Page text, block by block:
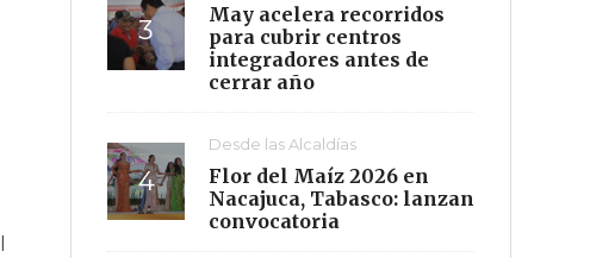
May acelera recorridos
para cubrir centros
integradores antes de
cerrar año
Desde las Alcaldías
Flor del Maíz 2026 en
Nacajuca, Tabasco: lanzan
convocatoria